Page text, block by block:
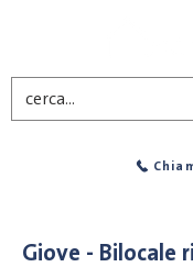
Giove - Bilocale